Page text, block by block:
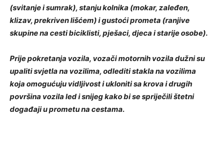
(svitanje i sumrak), stanju kolnika (mokar, zaleđen,
klizav, prekriven lišćem) i gustoći prometa (ranjive
skupine na cesti biciklisti, pješaci, djeca i starije osobe).
Prije pokretanja vozila, vozači motornih vozila dužni su
upaliti svjetla na vozilima, odlediti stakla na vozilima
koja omogućuju vidljivost i ukloniti sa krova i drugih
površina vozila led i snijeg kako bi se spriječili štetni
događaji u prometu na cestama.